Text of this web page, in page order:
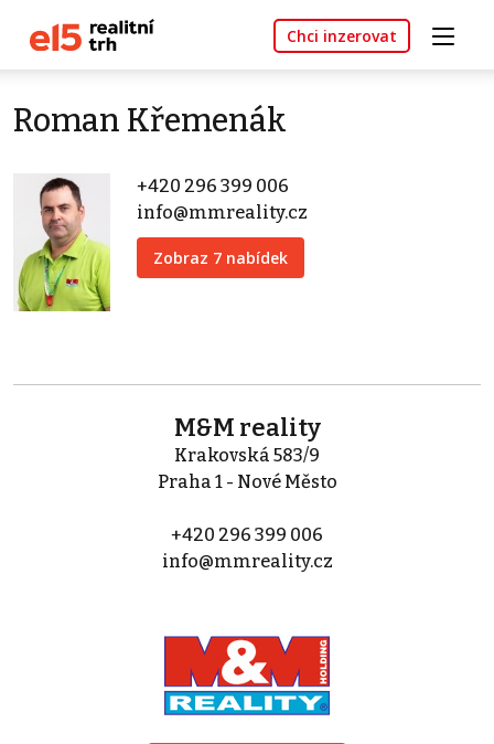
Chci inzerovat
Roman Křemenák
+420 296 399 006
info@mmreality.cz
Zobraz 7 nabídek
M&M reality
Krakovská 583/9
Praha 1 - Nové Město
+420 296 399 006
info@mmreality.cz